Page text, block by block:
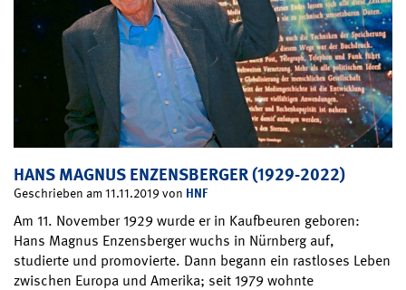
HANS MAGNUS ENZENSBERGER (1929-2022)
Geschrieben am 11.11.2019 von HNF
Am 11. November 1929 wurde er in Kaufbeuren geboren:
Hans Magnus Enzensberger wuchs in Nürnberg auf,
studierte und promovierte. Dann begann ein rastloses Leben
zwischen Europa und Amerika; seit 1979 wohnte